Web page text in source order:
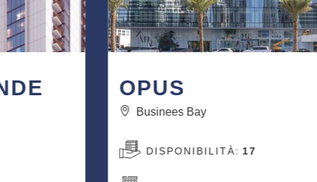
OPUS
DISPONIBILITÀ: 17